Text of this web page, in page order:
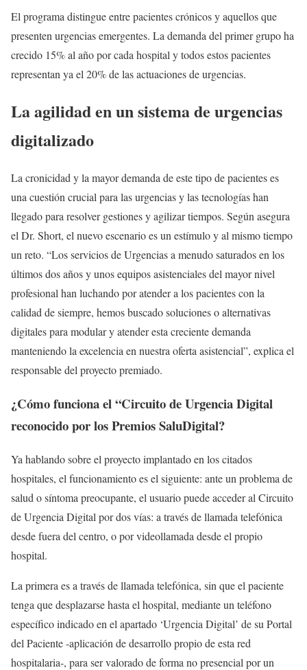
El programa distingue entre pacientes crónicos y aquellos que
presenten urgencias emergentes. La demanda del primer grupo ha
crecido 15% al año por cada hospital y todos estos pacientes
representan ya el 20% de las actuaciones de urgencias.
La agilidad en un sistema de urgencias
digitalizado
La cronicidad y la mayor demanda de este tipo de pacientes es
una cuestión crucial para las urgencias y las tecnologías han
llegado para resolver gestiones y agilizar tiempos. Según asegura
el Dr. Short, el nuevo escenario es un estímulo y al mismo tiempo
un reto. “Los servicios de Urgencias a menudo saturados en los
últimos dos años y unos equipos asistenciales del mayor nivel
profesional han luchando por atender a los pacientes con la
calidad de siempre, hemos buscado soluciones o alternativas
digitales para modular y atender esta creciente demanda
manteniendo la excelencia en nuestra oferta asistencial”, explica el
responsable del proyecto premiado.
¿Cómo funciona el “Circuito de Urgencia Digital
reconocido por los Premios SaluDigital?
Ya hablando sobre el proyecto implantado en los citados
hospitales, el funcionamiento es el siguiente: ante un problema de
salud o síntoma preocupante, el usuario puede acceder al Circuito
de Urgencia Digital por dos vías: a través de llamada telefónica
desde fuera del centro, o por videollamada desde el propio
hospital.
La primera es a través de llamada telefónica, sin que el paciente
tenga que desplazarse hasta el hospital, mediante un teléfono
específico indicado en el apartado ‘Urgencia Digital’ de su Portal
del Paciente -aplicación de desarrollo propio de esta red
hospitalaria-, para ser valorado de forma no presencial por un